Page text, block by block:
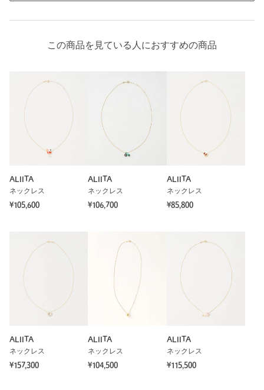
この商品を見ている人におすすめの商品
ALIITA
ネックレス
¥105,600
ALIITA
ネックレス
¥106,700
ALIITA
ネックレス
¥85,800
ALIITA
ネックレス
¥157,300
ALIITA
ネックレス
¥104,500
ALIITA
ネックレス
¥115,500